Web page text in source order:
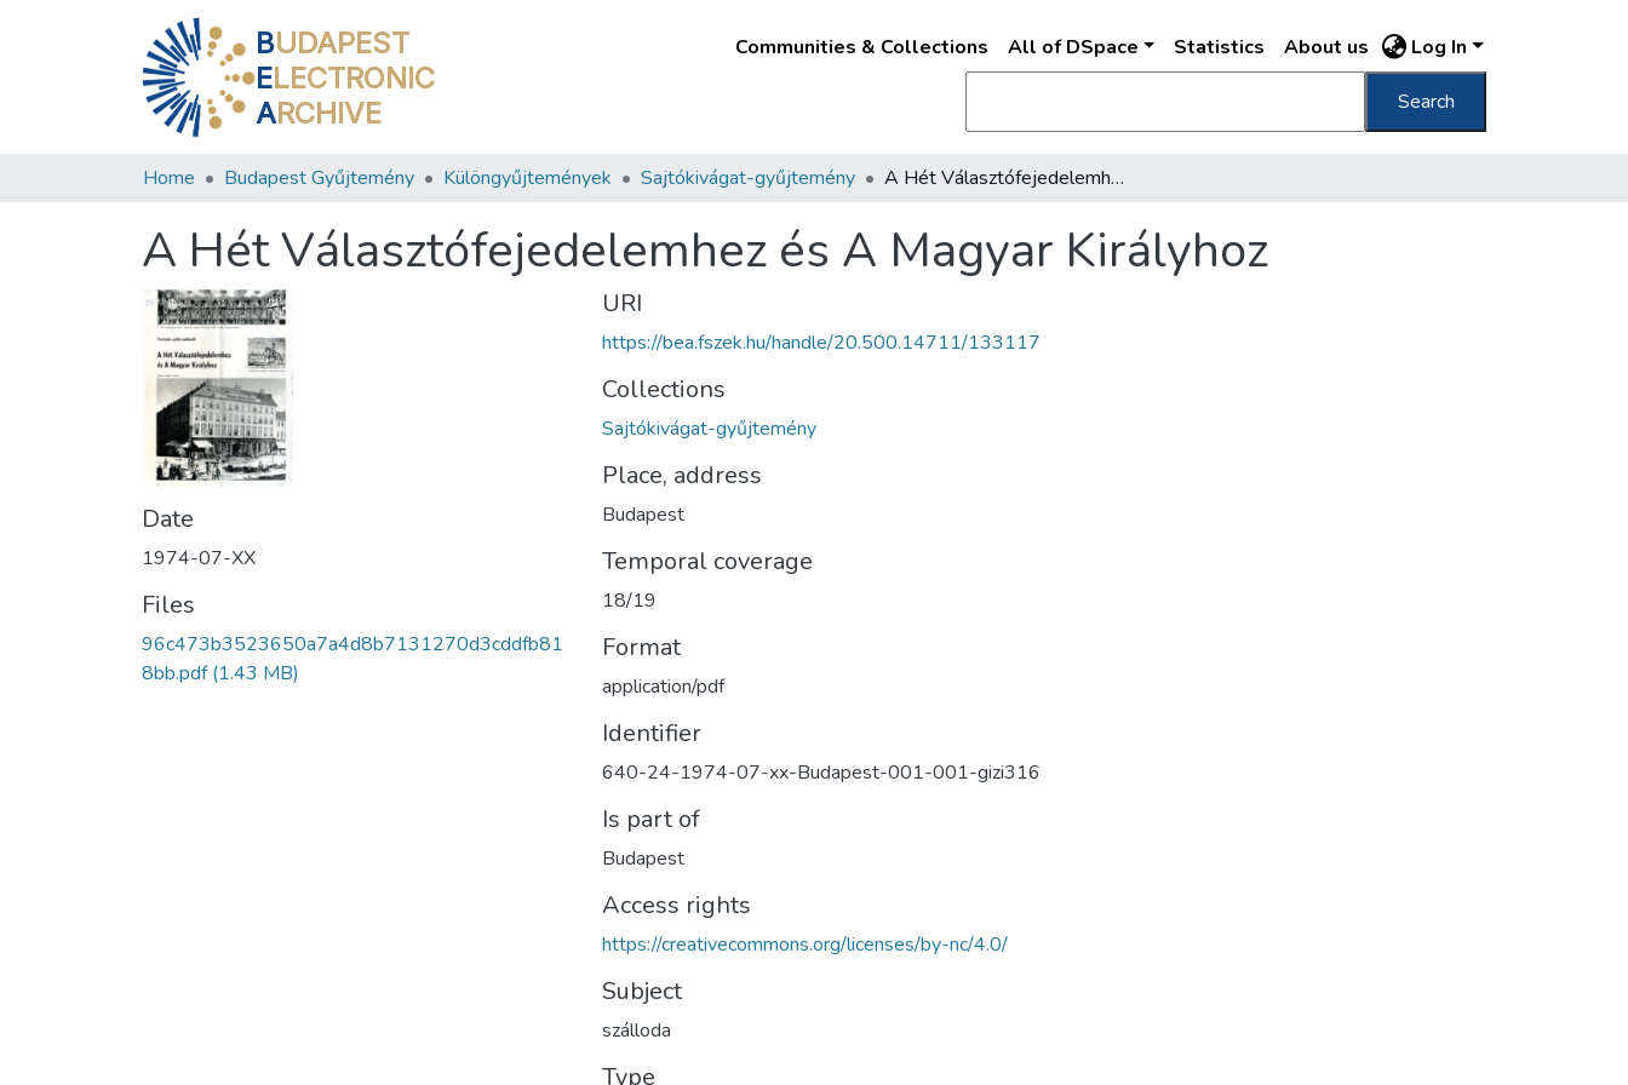
BUDAPEST
ELECTRONIC
ARCHIVE
Communities & Collections All of DSpace Statistics About us Log In
Search
Home Budapest Gyűjtemény Különgyűjtemények Sajtókivágat-gyűjtemény A Hét Választófejedelemhez és A Magyar Királyhoz
A Hét Választófejedelemhez és A Magyar Királyhoz
Date
1974-07-XX
Files
96c473b3523650a7a4d8b7131270d3cddfb81
8bb.pdf(1.43 MB)
URI
https://bea.fszek.hu/handle/20.500.14711/133117
Collections
Sajtókivágat-gyűjtemény
Place, address
Budapest
Temporal coverage
18/19
Format
application/pdf
Identifier
640-24-1974-07-xx-Budapest-001-001-gizi316
Is part of
Budapest
Access rights
https://creativecommons.org/licenses/by-nc/4.0/
Subject
szálloda
Type